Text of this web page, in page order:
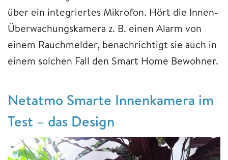
über ein integriertes Mikrofon. Hört die Innen-
Überwachungskamera z. B. einen Alarm von
einem Rauchmelder, benachrichtigt sie auch in
einem solchen Fall den Smart Home Bewohner.
Netatmo Smarte Innenkamera im
Test – das Design